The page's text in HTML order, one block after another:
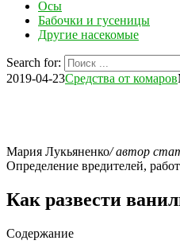
Осы
Бабочки и гусеницы
Другие насекомые
Search for:
2019-04-23Средства от комаров
Мария Лукьяненко/ автор
Определение вредителей,
Как развести
Содержание